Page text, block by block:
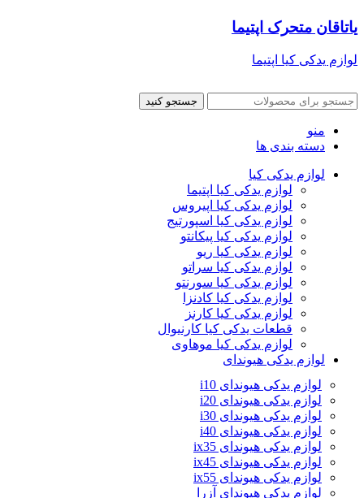
یاتاقان متحرک اپتیما
لوازم یدکی کیا اپتیما
جستجو کنید
منو
دسته بندی ها
لوازم یدکی کیا
لوازم یدکی کیا اپتیما
لوازم یدکی کیا اپیروس
لوازم یدکی کیا اسپورتیج
لوازم یدکی کیا پیکانتو
لوازم یدکی کیا ریو
لوازم یدکی کیا سراتو
لوازم یدکی کیا سورنتو
لوازم یدکی کیا کادنزا
لوازم یدکی کیا کارنز
قطعات یدکی کیا کارنیوال
لوازم یدکی کیا موهاوی
لوازم یدکی هیوندای
لوازم یدکی هیوندای i10
لوازم یدکی هیوندای i20
لوازم یدکی هیوندای i30
لوازم یدکی هیوندای i40
لوازم یدکی هیوندای ix35
لوازم یدکی هیوندای ix45
لوازم یدکی هیوندای ix55
لوازم یدکی هیوندای آزرا